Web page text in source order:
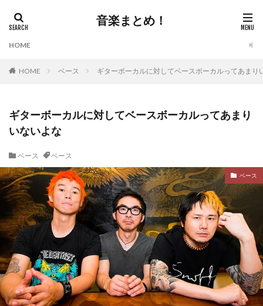
音楽まとめ！
HOME
HOME ベース ギターボーカルに対してベースボーカルってあまり
ギターボーカルに対してベースボーカルってあまり
いないよな
ベース ベース
ベース